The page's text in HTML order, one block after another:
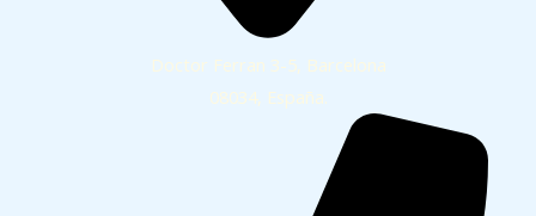
Doctor Ferran 3-5, Barcelona
08034, España.